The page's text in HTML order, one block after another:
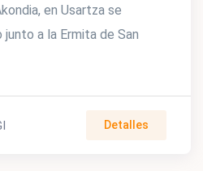
en Usartza se
a la Ermita de San
Detalles